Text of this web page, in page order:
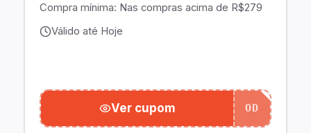
Compra mínima: Nas compras acima de R$279
Válido até Hoje
Ver cupom OD